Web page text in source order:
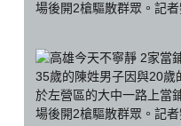
場後開2槍驅散群眾。記
35歲的陳姓男子因與20歲
於左營區的大中一路上當
場後開2槍驅散群眾。記